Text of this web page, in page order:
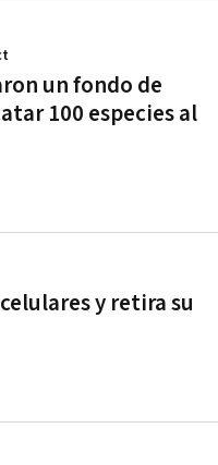
un fondo de
100 especies al
y retira su